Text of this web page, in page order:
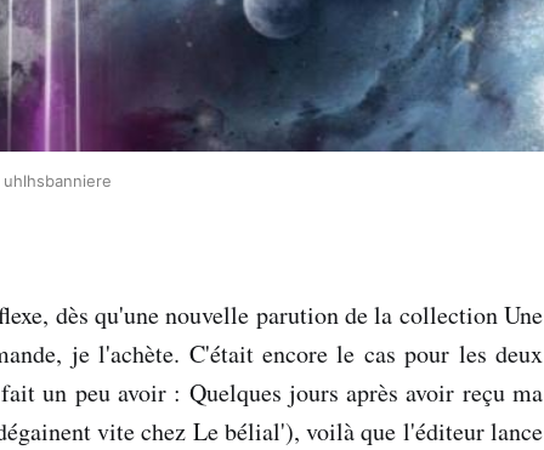
uhlhsbanniere
dès qu'une nouvelle parution de la collection Une
je l'achète. C'était encore le cas pour les deux
un peu avoir : Quelques jours après avoir reçu ma
vite chez Le bélial'), voilà que l'éditeur lance